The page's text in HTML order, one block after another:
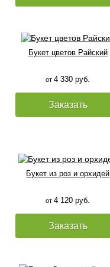
Букет цветов Райский
от4 330 руб.
Заказать
Букет из роз и орхидей
от4 120 руб.
Заказать